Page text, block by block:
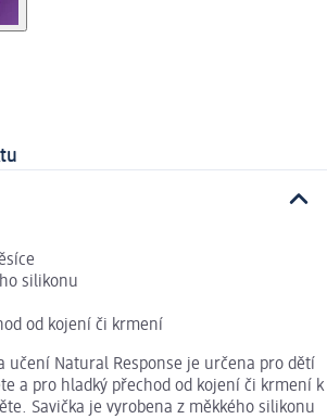
silikonu
od kojení či krmení
učení Natural Response je určena pro dětí
a pro hladký přechod od kojení či krmení k
Savička je vyrobena z měkkého silikonu